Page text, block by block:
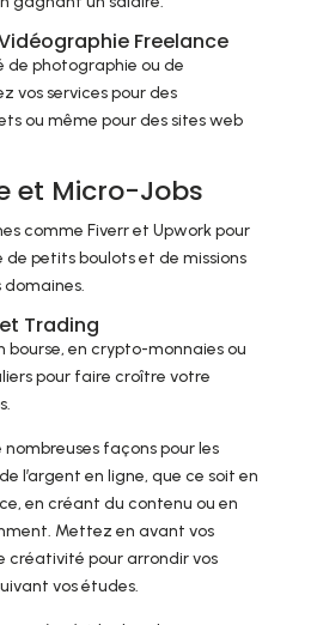
Freelance
de photographie ou de
vos services pour des
ou même pour des sites web
et Micro-Jobs
comme Fiverr et Upwork pour
petits boulots et de missions
Trading
bourse, en crypto-monnaies ou
pour faire croître votre
nombreuses façons pour les
l’argent en ligne, que ce soit en
en créant du contenu ou en
Mettez en avant vos
créativité pour arrondir vos
vos études.